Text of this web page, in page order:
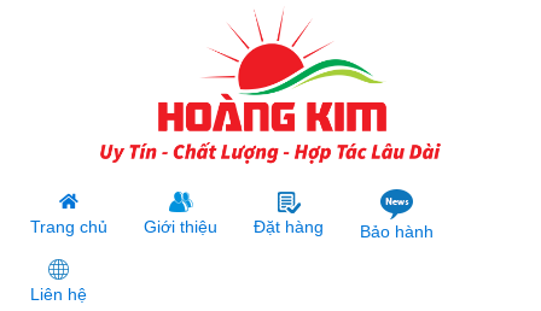
Trang chủ Giới thiệu Đặt hàng Bảo hành
Liên hệ